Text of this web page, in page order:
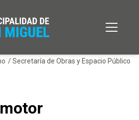
/Secretaría de Obras y Espacio Público